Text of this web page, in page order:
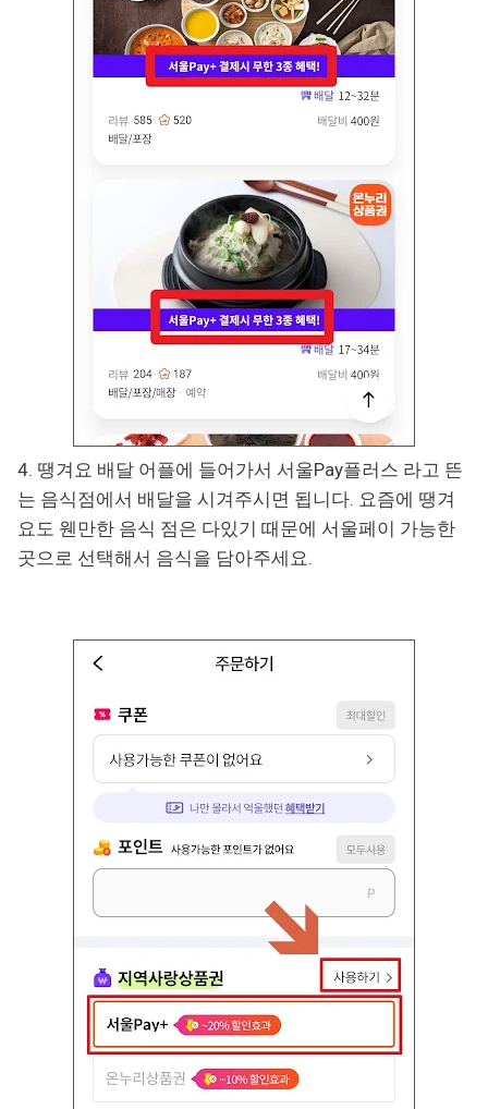
4. 땡겨요 배달 어플에 들어가서 서울Pay플러스 라고 뜬
는 음식점에서 배달을 시겨주시면 됩니다. 요즘에 땡겨
요도 웬만한 음식 점은 다있기 때문에 서울페이 가능한
곳으로 선택해서 음식을 담아주세요.